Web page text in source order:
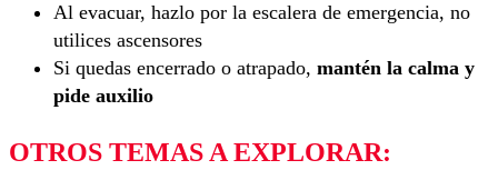
Al evacuar, hazlo por la escalera de emergencia, no
utilices ascensores
Si quedas encerrado o atrapado, mantén la calma y
pide auxilio
OTROS TEMAS A EXPLORAR: